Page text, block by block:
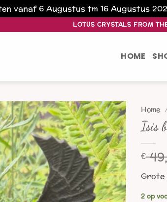
vanaf 6 Augustus tm 16 Augustus
LOTUS CRYSTALS FROM
HOME
Home
Isis
€
2 op